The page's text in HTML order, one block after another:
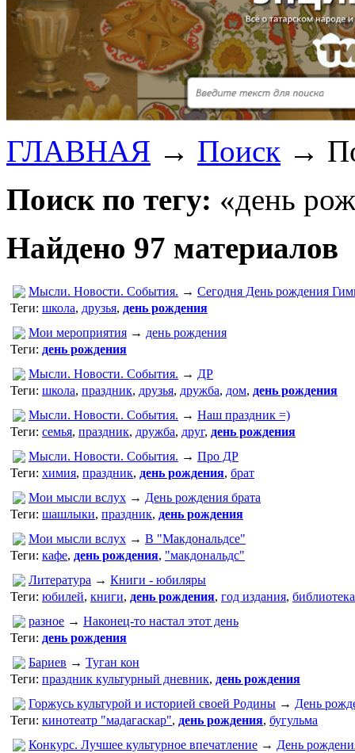
ГЛАВНАЯ → Поиск →
Поиск по тегу: «день
Найдено 97 материалов
Мысли. Новости. События. → Сегодня День рождения
Теги: школа, друзья, день рождения
Мои мероприятия → день рождения
Теги: день рождения
Мысли. Новости. События. → ДР
Теги: школа, праздник, друзья, дружба, дом, день рождения
Мысли. Новости. События. → Наш праздник =)
Теги: семья, праздник, дружба, друг, день рождения
Мысли. Новости. События. → Про ДР
Теги: химия, праздник, день рождения, брат
Мои мысли вслух → День рождения брата
Теги: шашлыки, праздник, день рождения
Мои мысли вслух → В "Макдональдсе"
Теги: кафе, день рождения, "макдональдс"
Литература → Книги - юбиляры
Теги: юбилей, книги, день рождения, год издания, библиотека
разное → Наконец-то настал этот день
Теги: день рождения
Бариев → Туган кон
Теги: праздник культурный дневник, день рождения
Горжусь культурой и историей своей Родины → День
Теги: кинотеатр "мадагаскар", день рождения, бугульма
Конкурс. Лучшее культурное впечатление → День